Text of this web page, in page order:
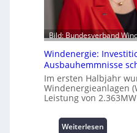
e
m
e
t
h
o
c
-
p
t
e
N
u
t
z
u
n
g
ü
Bild: Bundesverband
Windenergie:
Ausbauhemmnisse
Im ersten Halbjahr
Windenergieanlagen
Leistung von
Weiterlesen: